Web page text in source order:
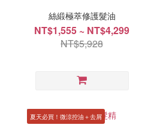
絲緞極萃修護髮油
NT$1,555 ~ NT$4,299
NT$5,928
夏天必買！微涼控油＋去屑